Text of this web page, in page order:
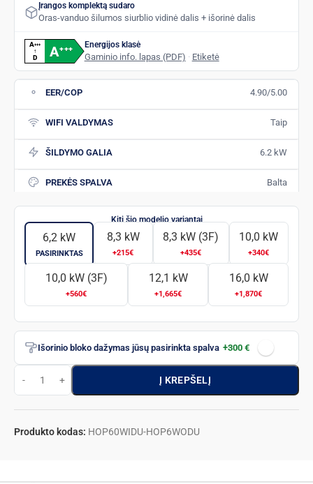
Įrangos komplektą sudaro
Oras-vanduo šilumos siurblio vidinė dalis + išorinė dalis
A+++
↑
D A+++ Energijos klasė
Gaminio info. lapas (PDF) · Etiketė
EER/COP 4.90/5.00
WIFI VALDYMAS Taip
ŠILDYMO GALIA 6.2 kW
PREKĖS SPALVA Balta
6,2 kW
PASIRINKTAS
8,3 kW
+215€
8,3 kW (3F)
+435€
10,0 kW
+340€
10,0 kW (3F)
+560€
12,1 kW
+1,665€
16,0 kW
+1,870€
Išorinio bloko dažymas jūsų pasirinkta spalva +300 €
Į KREPŠELĮ
Produkto kodas: HOP60WIDU-HOP6WODU